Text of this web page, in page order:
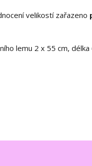
velikostí zařazeno
lemu 2 x 55 cm, délka